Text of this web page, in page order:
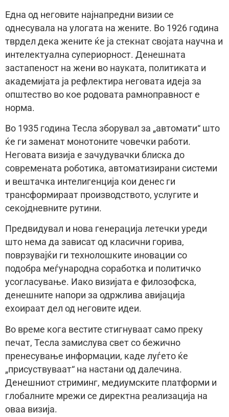
Една од неговите најнапредни визии се
однесувала на улогата на жените. Во 1926 година
тврдел дека жените ќе ја стекнат својата научна и
интелектуална супериорност. Денешната
застапеност на жени во науката, политиката и
академијата ја рефлектира неговата идеја за
општество во кое родовата рамноправност е
норма.
Во 1935 година Тесла зборувал за „автомати“ што
ќе ги заменат монотoните човечки работи.
Неговата визија е зачудувачки блиска до
современата роботика, автоматизирани системи
и вештачка интелигенција кои денес ги
трансформираат производството, услугите и
секојдневните рутини.
Предвидувал и нова генерација летечки уреди
што нема да зависат од класични горива,
поврзувајќи ги технолошките иновации со
подобра меѓународна соработка и политичко
усогласување. Иако визијата е филозофска,
денешните напори за одржлива авијација
ехоираат дел од неговите идеи.
Во време кога вестите стигнуваат само преку
печат, Тесла замислува свет со бежично
пренесување информации, каде луѓето ќе
„присуствуваат“ на настани од далечина.
Денешниот стриминг, медиумските платформи и
глобалните мрежи се директна реализација на
оваа визија.